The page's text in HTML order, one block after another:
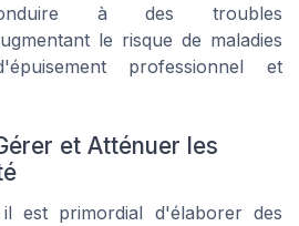
à des troubles
le risque de maladies
professionnel et
et Atténuer les
est primordial d'élaborer des